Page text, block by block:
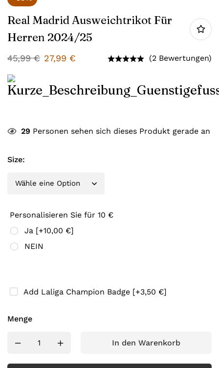
Real Madrid Ausweichtrikot Für
Herren 2024/25
45,99€ 27,99 € (2 Bewertungen)
29 Personen sehen sich dieses Produkt gerade an
Size:
Personalisieren Sie für 10 €
Ja [+10,00 €]
NEIN
Add Laliga Champion Badge [+3,50 €]
Menge
In den Warenkorb